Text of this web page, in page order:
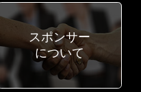
スポンサー
について